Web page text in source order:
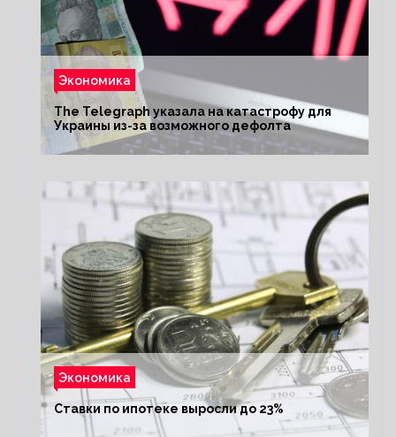
Экономика
The Telegraph указала на катастрофу для
Украины из-за возможного дефолта
Экономика
Ставки по ипотеке выросли до 23%